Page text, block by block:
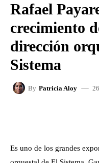
Rafael
crecimiento
dirección
Sistema
By Patricia Aloy
Es uno de los grandes